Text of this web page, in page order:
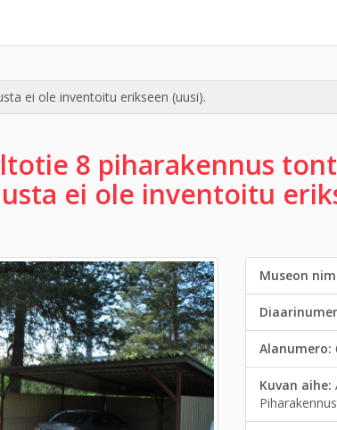
ei ole inventoitu erikseen (uusi).
8 piharakennus
ei ole inventoitu
Museon
Alanumero:
Kuvan aihe: